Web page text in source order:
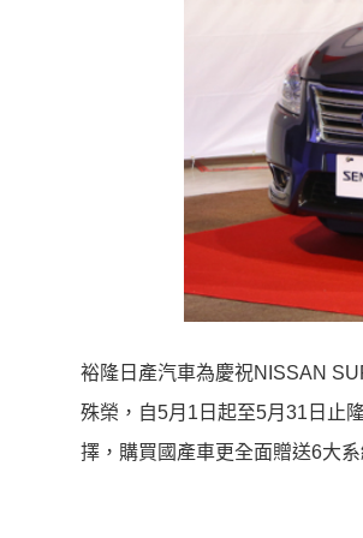
裕隆日產汽車為慶祝NISSAN
殊榮，自5月1日起至5月31日止
擇，購買國產車更全面贈送6大